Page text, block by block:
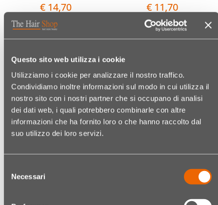
Questo sito web utilizza i cookie
Utilizziamo i cookie per analizzare il nostro traffico.
Condividiamo inoltre informazioni sul modo in cui utilizza il
nostro sito con i nostri partner che si occupano di analisi
dei dati web, i quali potrebbero combinarle con altre
informazioni che ha fornito loro o che hanno raccolto dal
suo utilizzo dei loro servizi.
delNecessari
€ 14,70
(€ 7,35/100 ML)
€ 11,70
(€ 4,68/100 ML)
Quantità
KEMON UNI.COLOR OXI
1000 ML
KEMON STYLING